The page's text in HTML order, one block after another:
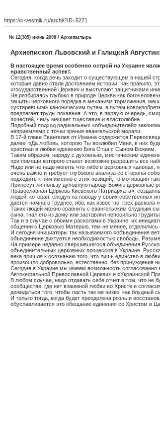
https://c-vestnik.ru/archi/?ID=5271
№ 12(385) июнь 2008 / Архипастырь
Архиепископ Львовский и Галицкий
В настоящее время особенно острой на Украине
нравственный аспект.
Сегодня, когда речь заходит о существующем в нашей
которые давно стали достоянием истории. Как правило,
«государственной Церкви» и выступают защитниками
Не разбираясь глубоко в природе Церкви как
защиты церковного порядка в механизм торможения,
«устаревшим» каноническим путем, а путем
предлагает труды покаяния. А это, в первую очередь,
почестей, чему мешает тщеславие и властолюбие.
Подобный подход радикальных «объединителей»
неприемлемо с точки зрения евангельской морали.
В 17-й главе Евангелия от Иоанна содержится
далее: «Да любовь, которою Ты возлюбил Меня, в них
христиан в любви единению Бога Отца с Сыном Божиим.
Таким образом, наряду с духовным, мистическим
при помощи которого станет возможно разрешить все
Надо или не надо менять что-либо в церковных канонах,
очень важно и требует глубокого анализа со стороны
подходить к ним именно с этих позиций, то мотивация
Принесут ли пользу духовную народу Божию церковные
Православная Церковь Киевского Патриархата»,
людей, которая, следуя на поводу у своих собственных
дается намного труднее, ибо, как известно, грех
Таких людей можно сравнить с евангельским блудным
сына, гнал его из дому или заставлял непосильно
Так и в случае с обоими расколами в Украине: их
общении с Церковью Матерью, тем не менее,
И сегодня инициаторы так называемого «объединения
объединение диктуется необходимостью свободы.
На примере недавно свершившегося объединения
объединительных церковных процессов в Украине.
века пришла к осознанию того, что лишь единство в
произошло добровольно, естественно, без принуждения
Сегодня в Украине мы имеем возможность согласованно
Автокефальной Православной Церкви» и «Украинской
В любом случае, надо отдавать себе отчет в том, что не
сообществе, где нет взаимной любви во Христе и
дожидаться того, чтобы пасть так же низко, как
И только тогда, когда будет преодолена рознь и
обуславливается это обещание единения со Христом в